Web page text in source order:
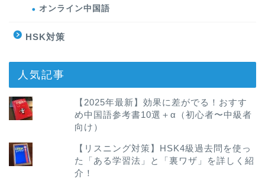
オンライン中国語
HSK対策
人気記事
【2025年最新】効果に差がでる！おすす
め中国語参考書10選＋α（初心者〜中級者
向け）
【リスニング対策】HSK4級過去問を使っ
た「ある学習法」と「裏ワザ」を詳しく紹
介！